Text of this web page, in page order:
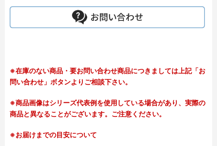
※在庫のない商品・要お問い合わせ商品につきましては上記「お
問い合わせ」ボタンよりご相談下さい。
※商品画像はシリーズ代表例を使用している場合があり、実際の
商品と異なることがございます。ご注意ください。
※お届けまでの目安について